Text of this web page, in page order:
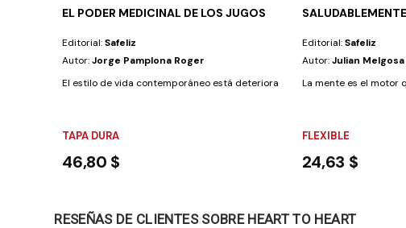
EL PODER MEDICINAL DE LOS JUGOS
Editorial:Safeliz
Autor:Jorge Pamplona Roger
El estilo de vida contemporáneo está deteriorando cada vez más la salud
TAPA DURA
46,80 $
SALUDABLEMENTE
Editorial:Safeliz
Autor:Julian Melgosa
La mente es el motor
FLEXIBLE
24,63 $
RESEÑAS DE CLIENTES SOBRE HEART TO HEART